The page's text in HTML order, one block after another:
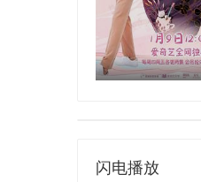
闪电播放